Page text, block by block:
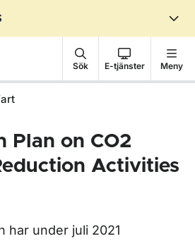
Sök E-tjänster Meny
Plan on CO2
Activities
har under juli 2021